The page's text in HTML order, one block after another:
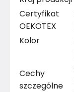
Certyfikat
OEKOTEX
Kolor
Cechy
szczególne